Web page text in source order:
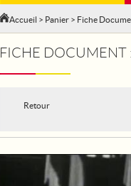
Accueil > Panier > Fiche
FICHE DOCUMENT
Retour